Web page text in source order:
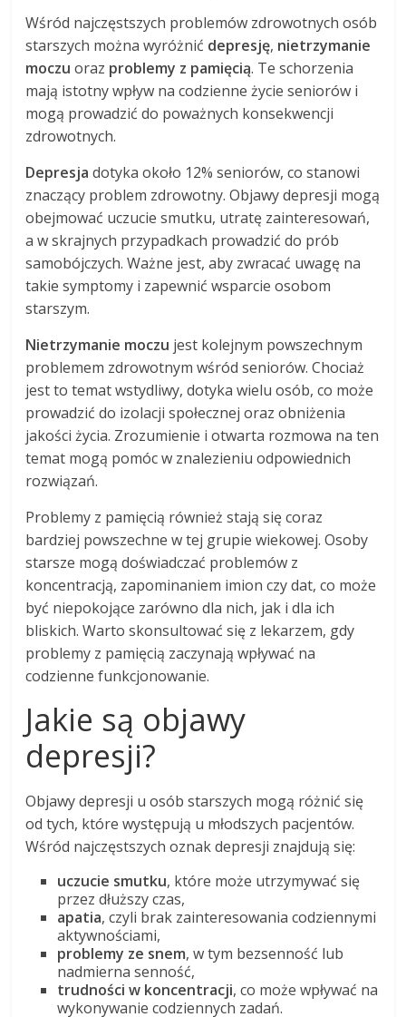
Wśród najczęstszych problemów zdrowotnych osób
starszych można wyróżnić depresję, nietrzymanie
moczu oraz problemy z pamięcią. Te schorzenia
mają istotny wpływ na codzienne życie seniorów i
mogą prowadzić do poważnych konsekwencji
zdrowotnych.
Depresja dotyka około 12% seniorów, co stanowi
znaczący problem zdrowotny. Objawy depresji mogą
obejmować uczucie smutku, utratę zainteresowań,
a w skrajnych przypadkach prowadzić do prób
samobójczych. Ważne jest, aby zwracać uwagę na
takie symptomy i zapewnić wsparcie osobom
starszym.
Nietrzymanie moczu jest kolejnym powszechnym
problemem zdrowotnym wśród seniorów. Chociaż
jest to temat wstydliwy, dotyka wielu osób, co może
prowadzić do izolacji społecznej oraz obniżenia
jakości życia. Zrozumienie i otwarta rozmowa na ten
temat mogą pomóc w znalezieniu odpowiednich
rozwiązań.
Problemy z pamięcią również stają się coraz
bardziej powszechne w tej grupie wiekowej. Osoby
starsze mogą doświadczać problemów z
koncentracją, zapominaniem imion czy dat, co może
być niepokojące zarówno dla nich, jak i dla ich
bliskich. Warto skonsultować się z lekarzem, gdy
problemy z pamięcią zaczynają wpływać na
codzienne funkcjonowanie.
Jakie są objawy
depresji?
Objawy depresji u osób starszych mogą różnić się
od tych, które występują u młodszych pacjentów.
Wśród najczęstszych oznak depresji znajdują się:
uczucie smutku, które może utrzymywać się
przez dłuższy czas,
apatia, czyli brak zainteresowania codziennymi
aktywnościami,
problemy ze snem, w tym bezsenność lub
nadmierna senność,
trudności w koncentracji, co może wpływać na
wykonywanie codziennych zadań.